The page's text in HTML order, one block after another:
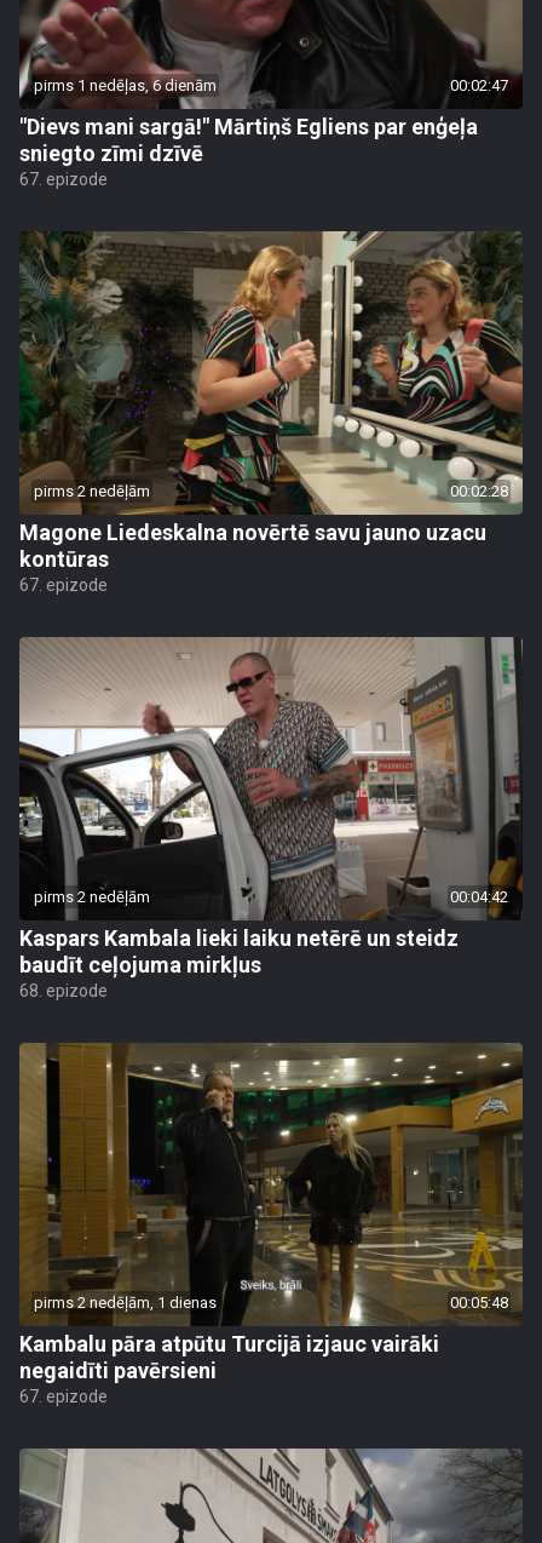
pirms 1 nedēļas, 6 dienām 00:02:47
"Dievs mani sargā!" Mārtiņš Egliens par enģeļa
sniegto zīmi dzīvē
67. epizode
pirms 2 nedēļām 00:02:28
Magone Liedeskalna novērtē savu jauno uzacu
kontūras
67. epizode
pirms 2 nedēļām 00:04:42
Kaspars Kambala lieki laiku netērē un steidz
baudīt ceļojuma mirkļus
68. epizode
pirms 2 nedēļām, 1 dienas 00:05:48
Kambalu pāra atpūtu Turcijā izjauc vairāki
negaidīti pavērsieni
67. epizode